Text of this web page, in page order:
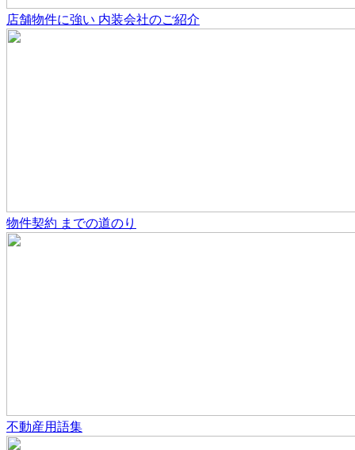
店舗物件に強い 内装会社のご紹介
物件契約 までの道のり
不動産用語集